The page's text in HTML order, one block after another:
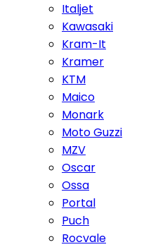
Italjet
Kawasaki
Kram-It
Kramer
KTM
Maico
Monark
Moto Guzzi
MZV
Oscar
Ossa
Portal
Puch
Rocvale